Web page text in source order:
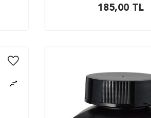
185,00 TL